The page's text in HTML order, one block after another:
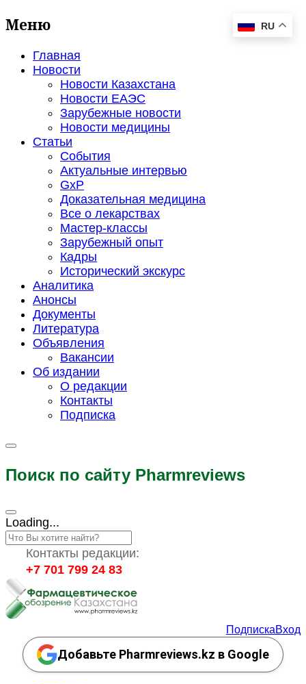
Меню
Главная
Новости
Новости Казахстана
Новости ЕАЭС
Зарубежные новости
Новости медицины
Статьи
События
Актуальные интервью
GxP
Доказательная медицина
Все о лекарствах
Мастер-классы
Зарубежный опыт
Кадры
Исторический экскурс
Аналитика
Анонсы
Документы
Литература
Объявления
Вакансии
Об издании
О редакции
Контакты
Подписка
Поиск по сайту Pharmreviews
Loading...
Контакты редакции:
+7 701 799 24 83
RU
ПодпискаВход
Добавьте Pharmreviews.kz в Google